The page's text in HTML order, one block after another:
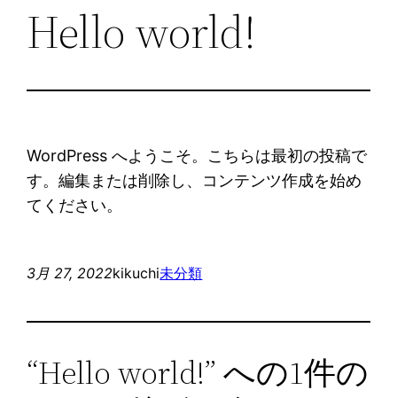
Hello world!
WordPress へようこそ。こちらは最初の投稿で
す。編集または削除し、コンテンツ作成を始め
てください。
3月 27, 2022kikuchi未分類
“Hello world!” への1件の